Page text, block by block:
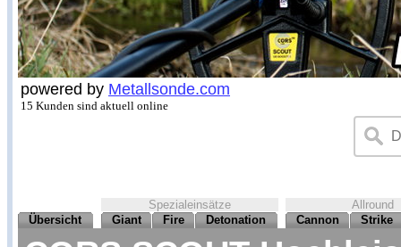
powered by Metallsonde.com
15 Kunden sind aktuell online
Spezialeinsätze
Allround
Übersicht
Giant Fire Detonation Cannon Strike